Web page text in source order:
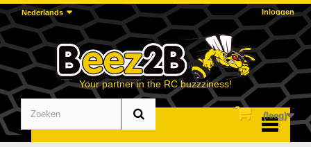
Inloggen
Nederlands
Your partner in the RC buzzziness!
(leeg)